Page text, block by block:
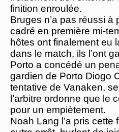
finition enroulée.
Bruges n’a pas réussi à
cadré en première mi-
hôtes ont finalement eu
dans le match, ils l’ont
Porto a concédé un
gardien de Porto Diogo
tentative de Vanaken,
l’arbitre ordonne que le
pour un empiètement.
Noah Lang l’a pris cette